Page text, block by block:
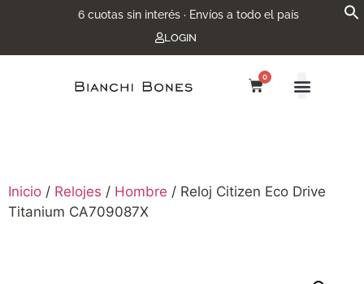
6 cuotas sin interés · Envíos a todo el país
LOGIN
0
Inicio / Relojes / Hombre / Reloj Citizen Eco Drive
Titanium CA709087X